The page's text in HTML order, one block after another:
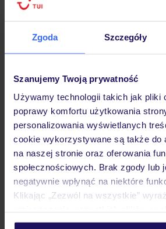
Zgoda Szczegóły
Szanujemy Twoją prywatność
Używamy technologii takich jak pliki
poprawy komfortu użytkowania
personalizowania wyświetlanych
cookie wykorzystywane są także do
na naszej stronie oraz oferowania
społecznościowych. Brak zgody lub
negatywnie wpłynąć na niektóre
Klikając „Zezwól na wszystkie”
personalizować swój wybór
Hotel
Pokoje
Wyżywienie
Atrakcje